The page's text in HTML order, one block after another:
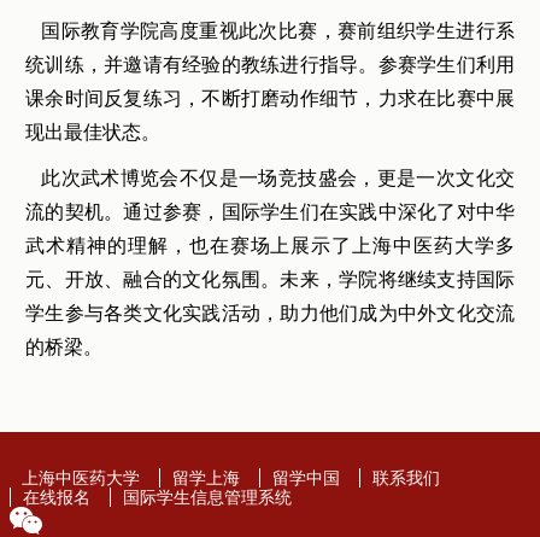
国际教育学院高度重视此次比赛，赛前组织学生进行系
统训练，并邀请有经验的教练进行指导。参赛学生们利用
课余时间反复练习，不断打磨动作细节，力求在比赛中展
现出最佳状态。
此次武术博览会不仅是一场竞技盛会，更是一次文化交
流的契机。通过参赛，国际学生们在实践中深化了对中华
武术精神的理解，也在赛场上展示了上海中医药大学多
元、开放、融合的文化氛围。未来，学院将继续支持国际
学生参与各类文化实践活动，助力他们成为中外文化交流
的桥梁。
上海中医药大学 留学上海 留学中国
联系我们
在线报名
国际学生信息管理系统